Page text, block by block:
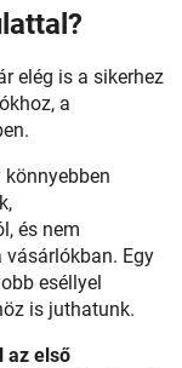
elég is a sikerhez
a
és nem
Egy
eséllyel
is juthatunk.
az első